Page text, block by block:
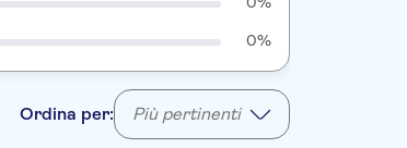
0%
Ordina per: Più pertinenti